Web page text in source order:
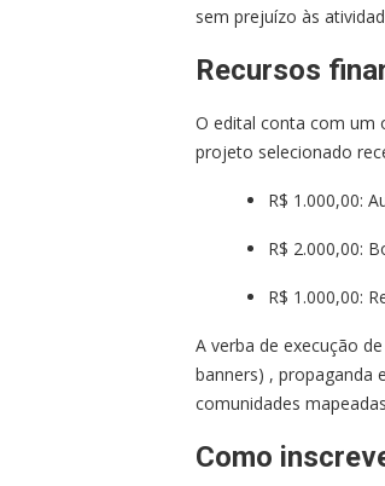
sem prejuízo às
Recursos
O edital conta com um
projeto selecionado
R$ 1.000,00:
R$ 2.000,00:
R$ 1.000,00:
A verba de execução
banners) , propaganda
comunidades
Como